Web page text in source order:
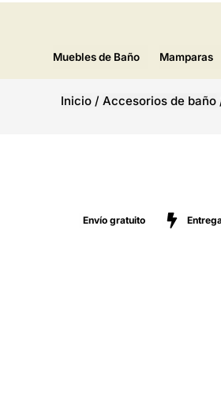
Muebles de Baño Mamparas
Inicio /Accesorios de baño
Envío gratuito